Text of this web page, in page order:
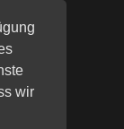
wir